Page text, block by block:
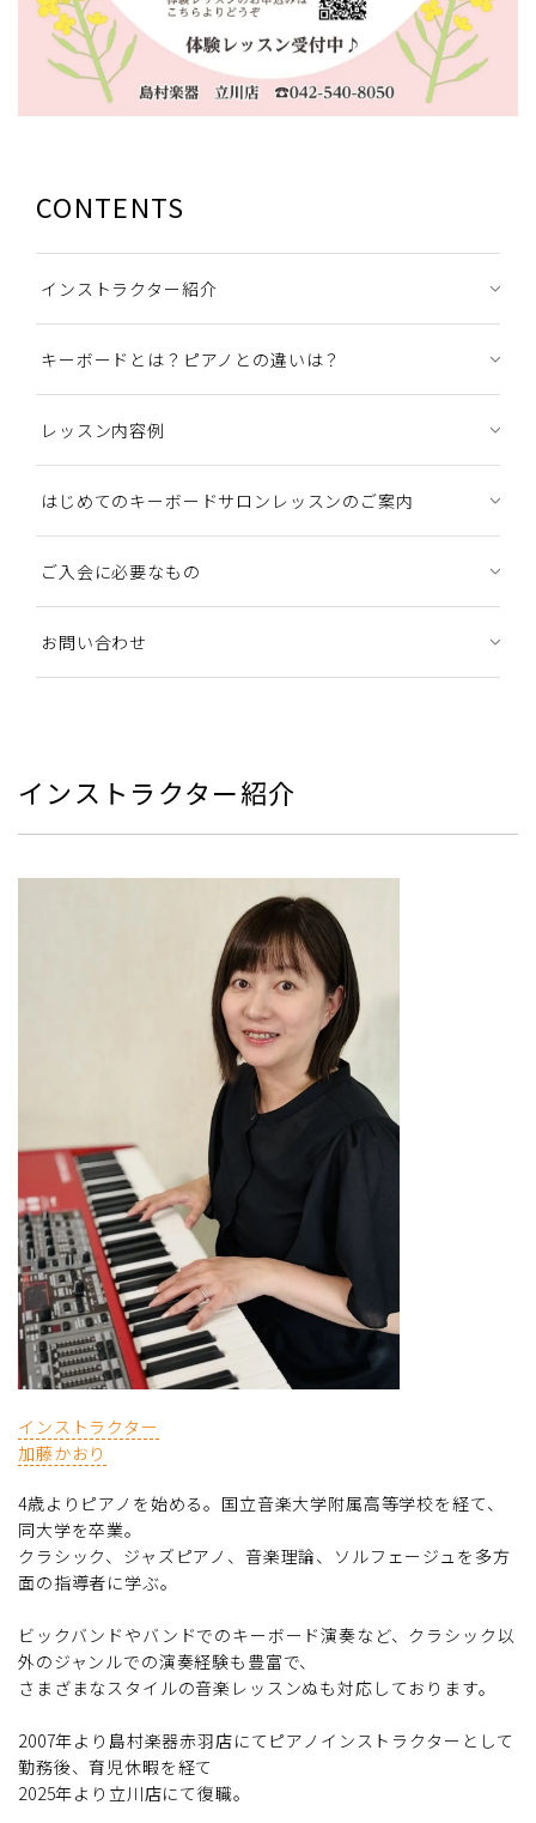
CONTENTS
インストラクター紹介
キーボードとは？ピアノとの違いは？
レッスン内容例
はじめてのキーボードサロンレッスンのご案内
ご入会に必要なもの
お問い合わせ
インストラクター紹介
インストラクター
加藤かおり
4歳よりピアノを始める。国立音楽大学附属高等学校を経て、
同大学を卒業。
クラシック、ジャズピアノ、音楽理論、ソルフェージュを多方
面の指導者に学ぶ。
ビックバンドやバンドでのキーボード演奏など、クラシック以
外のジャンルでの演奏経験も豊富で、
さまざまなスタイルの音楽レッスンぬも対応しております。
2007年より島村楽器赤羽店にてピアノインストラクターとして
勤務後、育児休暇を経て
2025年より立川店にて復職。